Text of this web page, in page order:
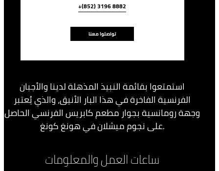
+(852) 3196 8882
تواصلوا معنا
استمتعوا بقائمة النبيذ المذهلة لدينا والأجبان
الفرنسية الفاخرة في هذا البار الأنيق، والذي يُعتبر
وجهة رومانسية بجوار مطعم كابريس الفرنسي الحاصل
على نجوم ميشلان في هونغ كونغ.
ساعات العمل والمعلومات